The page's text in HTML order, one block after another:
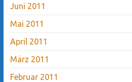
Juni 2011
Mai 2011
April 2011
März 2011
Februar 2011